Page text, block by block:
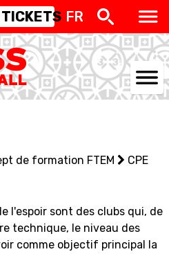
TICKETS FR
de formation FTEM CPE
l'espoir sont des clubs qui, de
technique, le niveau des
comme objectif principal la